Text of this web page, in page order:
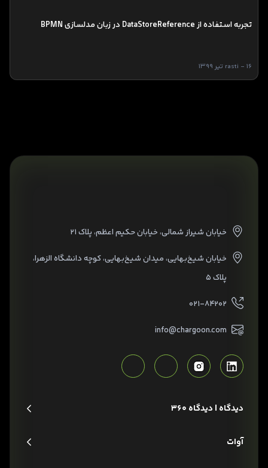
تجربه استفاده از DataStoreReference در زبان مدلسازی BPMN
rasti - 16 تیر 1399
خیابان شیراز شمالی، خیابان حکیم اعظم، پلاک ۲۱
خیابان شیخ‌بهایی، میدان شیخ‌بهایی، کوچه دانشگاه الزهرا،
پلاک ۵
۰۲۱-۸۴۲۰۲
info@chargoon.com
دیدگاه | دیدگاه 360
آوات